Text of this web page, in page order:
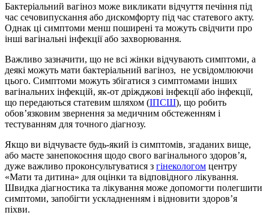
Бактеріальний вагіноз може викликати відчуття печіння під
час сечовипускання або дискомфорту під час статевого акту.
Однак ці симптоми менш поширені та можуть свідчити про
інші вагінальні інфекції або захворювання.
Важливо зазначити, що не всі жінки відчувають симптоми, а
деякі можуть мати бактеріальний вагіноз, не усвідомлюючи
цього. Симптоми можуть збігатися з симптомами інших
вагінальних інфекцій, як-от дріжджові інфекції або інфекції,
що передаються статевим шляхом (ІПСШ), що робить
обов’язковим звернення за медичним обстеженням і
тестуванням для точного діагнозу.
Якщо ви відчуваєте будь-який із симптомів, згаданих вище,
або маєте занепокоєння щодо свого вагінального здоров’я,
дуже важливо проконсультуватися з гінекологом центру
«Мати та дитина» для оцінки та відповідного лікування.
Швидка діагностика та лікування може допомогти полегшити
симптоми, запобігти ускладненням і відновити здоров’я
піхви.